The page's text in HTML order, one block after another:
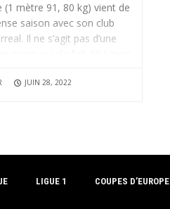
(1 mètre 91, 80 kg) vient de
saison avec son club
Il ne s’agit pas d’une
JUIN 28, 2022
LIGUE 1 COUPES D’EUROPE